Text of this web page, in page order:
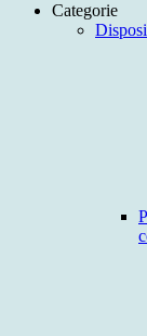
Categorie